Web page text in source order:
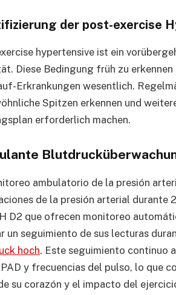
der post-exercise
hypertensive ist ein
Diese Bedingung früh zu
Erkrankungen wesentlich.
Spitzen erkennen und
erforderlich machen.
ambulatorio de la presión
de la presión arterial durante
D2 que ofrecen monitoreo
un seguimiento de sus lecturas
hoch. Este seguimiento continuo
PAD y frecuencias del pulso, lo que
su corazón y el impacto del